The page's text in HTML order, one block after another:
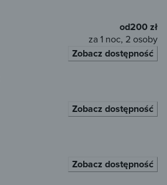
od200 zł
za 1 noc, 2 osoby
Zobacz dostępność
Zobacz dostępność
Zobacz dostępność